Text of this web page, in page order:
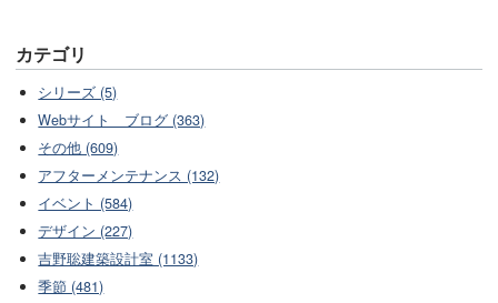
カテゴリ
シリーズ (5)
Webサイト ブログ (363)
その他 (609)
アフターメンテナンス (132)
イベント (584)
デザイン (227)
吉野聡建築設計室 (1133)
季節 (481)